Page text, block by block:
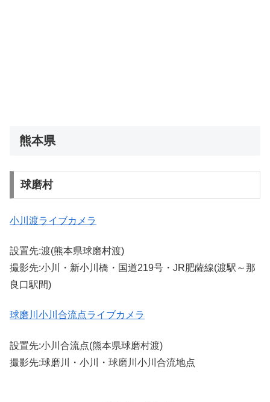
熊本県
球磨村
小川渡ライブカメラ
設置先:渡(熊本県球磨村渡)
撮影先:小川・新小川橋・国道219号・JR肥薩線(渡駅～那
良口駅間)
球磨川小川合流点ライブカメラ
設置先:小川合流点(熊本県球磨村渡)
撮影先:球磨川・小川・球磨川小川合流地点